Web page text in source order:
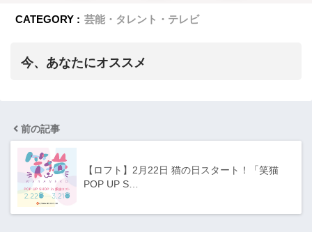
CATEGORY : 芸能・タレント・テレビ
今、あなたにオススメ
前の記事
【ロフト】2月22日 猫の日スタート！「笑猫
POP UP S…